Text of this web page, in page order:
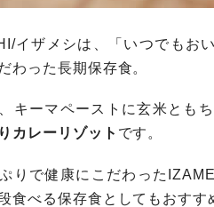
イザメシは、「いつでもお
わった長期保存食。
キーマペーストに玄米とも
カレーリゾット です。
りで健康にこだわった
食べる保存食としてもおすす